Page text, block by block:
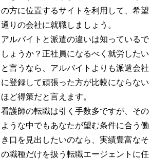
の方に位置するサイトを利用して、希望
通りの会社に就職しましょう。
アルバイトと派遣の違いは知っているで
しょうか？正社員になるべく就労したい
と言うなら、アルバイトよりも派遣会社
に登録して頑張った方が比較にならない
ほど得策だと言えます。
看護師の転職は引く手数多ですが、その
ような中でもあなたが望む条件に合う働
き口を見出したいのなら、実績豊富なそ
の職種だけを扱う転職エージェントに任